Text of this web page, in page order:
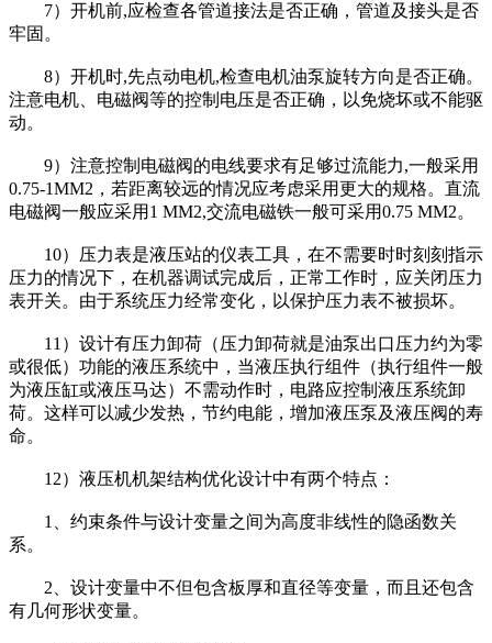
7）开机前,应检查各管道接法是否正确，管道及接头是否
牢固。
8）开机时,先点动电机,检查电机油泵旋转方向是否正确。
注意电机、电磁阀等的控制电压是否正确，以免烧坏或不能驱
动。
9）注意控制电磁阀的电线要求有足够过流能力,一般采用
0.75-1MM2，若距离较远的情况应考虑采用更大的规格。直流
电磁阀一般应采用1 MM2,交流电磁铁一般可采用0.75 MM2。
10）压力表是液压站的仪表工具，在不需要时时刻刻指示
压力的情况下，在机器调试完成后，正常工作时，应关闭压力
表开关。由于系统压力经常变化，以保护压力表不被损坏。
11）设计有压力卸荷（压力卸荷就是油泵出口压力约为零
或很低）功能的液压系统中，当液压执行组件（执行组件一般
为液压缸或液压马达）不需动作时，电路应控制液压系统卸
荷。这样可以减少发热，节约电能，增加液压泵及液压阀的寿
命。
12）液压机机架结构优化设计中有两个特点：
1、约束条件与设计变量之间为高度非线性的隐函数关
系。
2、设计变量中不但包含板厚和直径等变量，而且还包含
有几何形状变量。